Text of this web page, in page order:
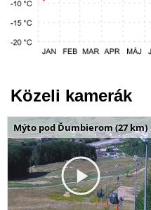
Közeli kamerák
Mýto pod Ďumbierom (27 km)